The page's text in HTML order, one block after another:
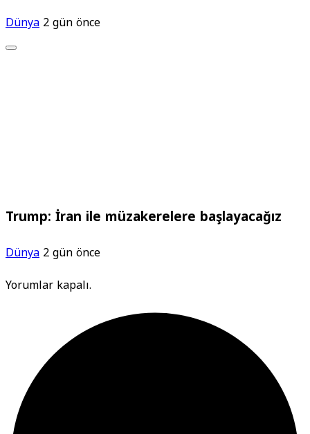
Dünya2 gün önce
Trump: İran ile müzakerelere başlayacağız
Dünya2 gün önce
Yorumlar kapalı.